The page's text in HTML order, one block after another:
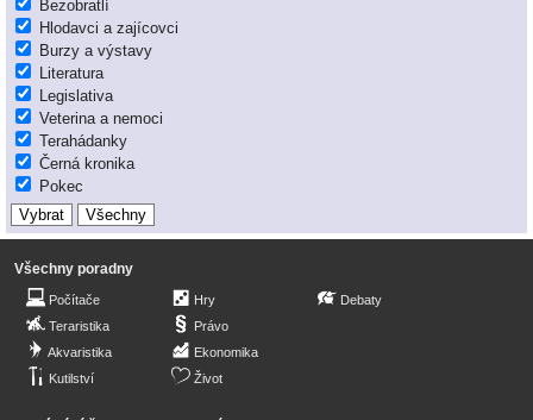
Bezobratlí
Hlodavci a zajícovci
Burzy a výstavy
Literatura
Legislativa
Veterina a nemoci
Terahádanky
Černá kronika
Pokec
Všechny poradny
Počítače
Teraristika
Akvaristika
Kutilství
Hry
Právo
Ekonomika
Život
Debaty